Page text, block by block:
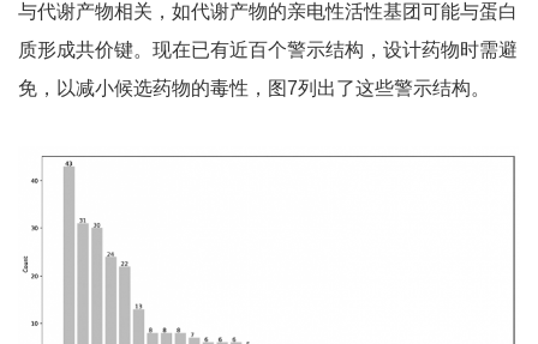
与代谢产物相关，如代谢产物的亲电性活性基团可能与蛋白
质形成共价键。现在已有近百个警示结构，设计药物时需避
免，以减小候选药物的毒性，图7列出了这些警示结构。